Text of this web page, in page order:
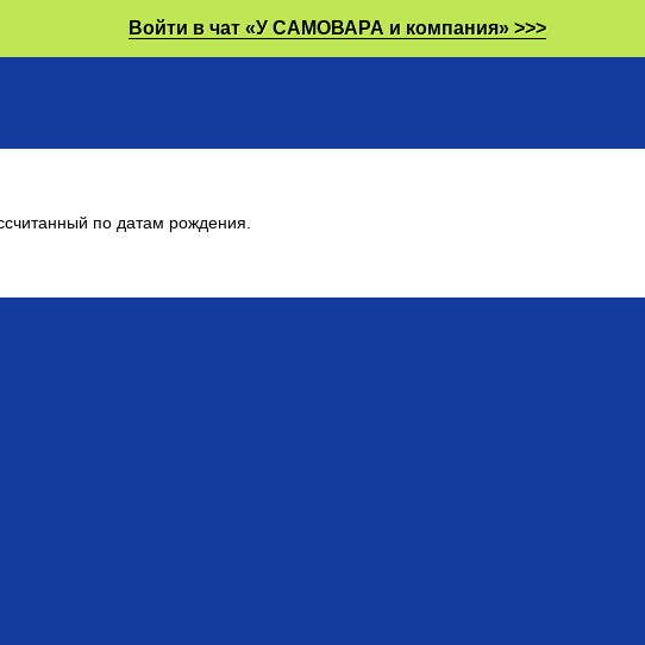
Войти в чат «У САМОВАРА и компания» >>>
по датам рождения.